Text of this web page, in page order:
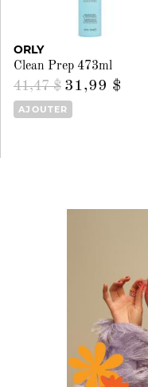
ORLY
Clean Prep 473ml
41,47 $ 31,99 $
AJOUTER